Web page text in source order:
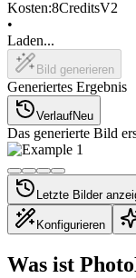
Kosten:8CreditsV2
•
Laden...
Bild generieren
Generiertes Ergebnis
VerlaufNeu
Das generierte Bild
Letzte Bilder
Konfigurieren
Was ist